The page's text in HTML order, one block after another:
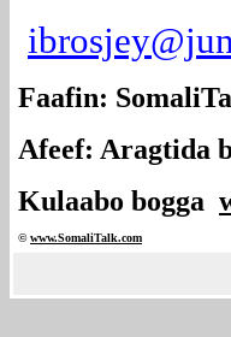
Faafin:
Afeef: Aragtida
Kulaabo bogga
©www.SomaliTalk.com